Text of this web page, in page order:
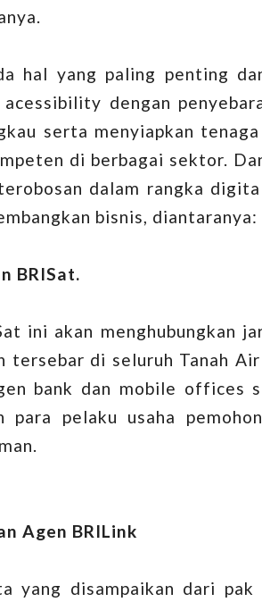
hal yang paling penting
acessibility dengan
serta menyiapkan
di berbagai sektor.
dalam rangka
bisnis, diantaranya:
BRISat.
ini akan menghubungkan
tersebar di seluruh Tanah
bank dan mobile offices
para pelaku usaha
Agen BRILink
yang disampaikan dari pak